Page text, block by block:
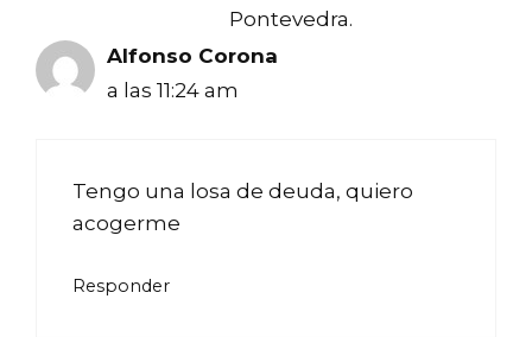
Pontevedra.
Alfonso Corona
a las 11:24 am
Tengo una losa de deuda, quiero
acogerme
Responder